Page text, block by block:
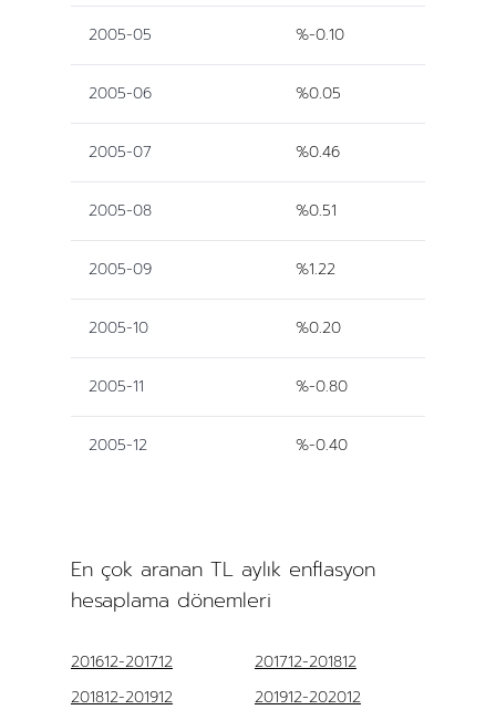
2005-05 %-0.10
2005-06 %0.05
2005-07 %0.46
2005-08 %0.51
2005-09 %1.22
2005-10 %0.20
2005-11 %-0.80
2005-12 %-0.40
En çok aranan TL aylık enflasyon
hesaplama dönemleri
201612-201712
201712-201812
201812-201912
201912-202012